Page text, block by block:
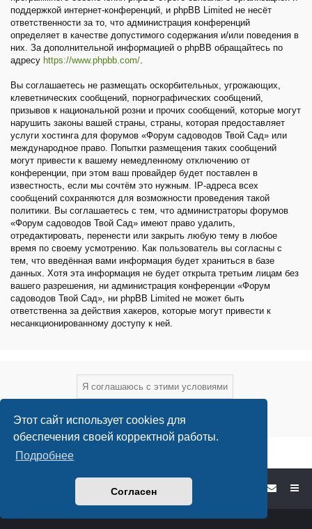
Этот сайт использует cookies для
обеспечения своей корректной работы.
Подробнее
Согласен
поддержкой интернет-конференций, и phpBB Limited не несёт
ответственности за то, что администрация конференций
определяет в качестве допустимого содержания и/или поведения в
них. За дополнительной информацией о phpBB обращайтесь по
адресу https://www.phpbb.com/.
Вы соглашаетесь не размещать оскорбительных, угрожающих,
клеветнических сообщений, порнографических сообщений,
призывов к национальной розни и прочих сообщений, которые могут
нарушить законы вашей страны, страны, которая предоставляет
услуги хостинга для форумов «Форум садоводов Твой Сад» или
международное право. Попытки размещения таких сообщений
могут привести к вашему немедленному отключению от
конференции, при этом ваш провайдер будет поставлен в
известность, если мы сочтём это нужным. IP-адреса всех
сообщений сохраняются для возможности проведения такой
политики. Вы соглашаетесь с тем, что администраторы форумов
«Форум садоводов Твой Сад» имеют право удалить,
отредактировать, перенести или закрыть любую тему в любое
время по своему усмотрению. Как пользователь вы согласны с
тем, что введённая вами информация будет храниться в базе
данных. Хотя эта информация не будет открыта третьим лицам без
вашего разрешения, ни администрация конференции «Форум
садоводов Твой Сад», ни phpBB Limited не может быть
ответственна за действия хакеров, которые могут привести к
несанкционированному доступу к ней.
Форум садоводов - список форумов